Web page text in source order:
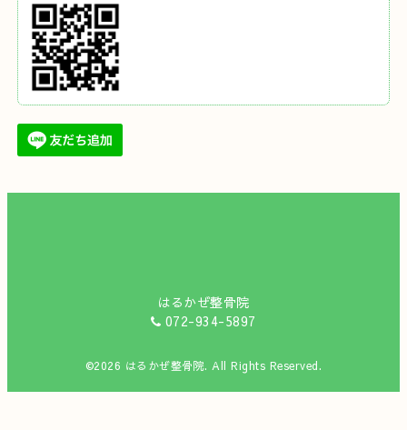
はるかぜ整骨院
072-934-5897
©2026 はるかぜ整骨院. All Rights Reserved.